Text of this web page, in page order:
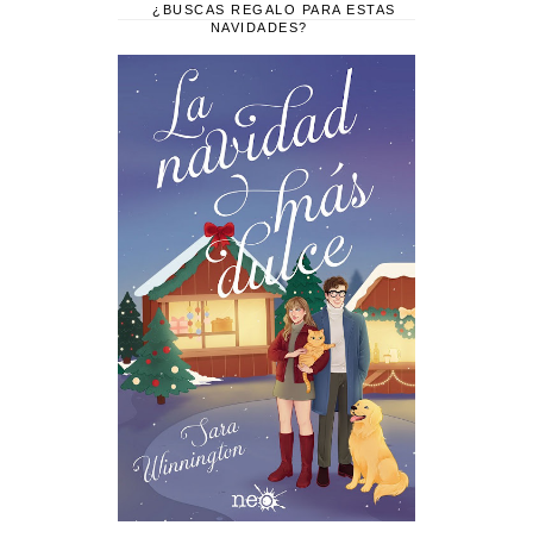
¿BUSCAS REGALO PARA ESTAS
NAVIDADES?